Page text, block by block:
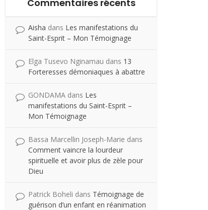
Commentaires récents
Aisha dans Les manifestations du
Saint-Esprit – Mon Témoignage
Elga Tusevo Nginamau dans 13
Forteresses démoniaques à abattre
GONDAMA dans Les
manifestations du Saint-Esprit –
Mon Témoignage
Bassa Marcellin Joseph-Marie dans
Comment vaincre la lourdeur
spirituelle et avoir plus de zèle pour
Dieu
Patrick Boheli dans Témoignage de
guérison d’un enfant en réanimation